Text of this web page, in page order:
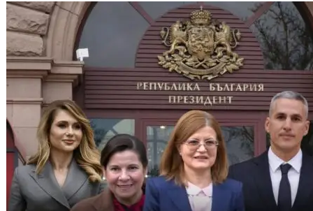
Кръгът се стеснява: петима
кандидати за служебен премиер